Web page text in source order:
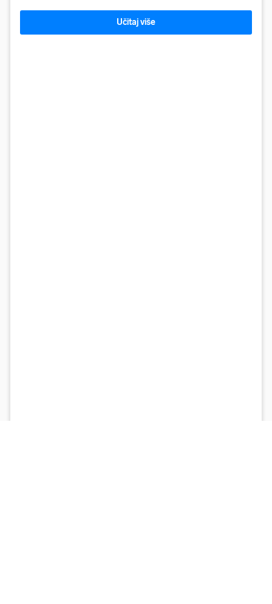
Učitaj više